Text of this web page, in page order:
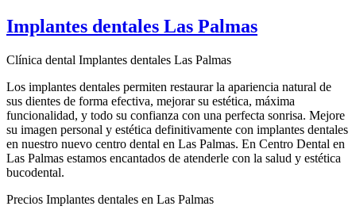
Implantes dentales Las Palmas
Clínica dental Implantes dentales Las Palmas
Los implantes dentales permiten restaurar la apariencia natural de
sus dientes de forma efectiva, mejorar su estética, máxima
funcionalidad, y todo su confianza con una perfecta sonrisa. Mejore
su imagen personal y estética definitivamente con implantes dentales
en nuestro nuevo centro dental en Las Palmas. En Centro Dental en
Las Palmas estamos encantados de atenderle con la salud y estética
bucodental.
Precios Implantes dentales en Las Palmas